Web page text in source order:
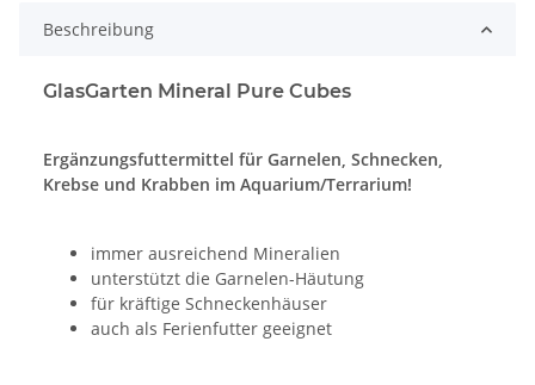
Beschreibung
GlasGarten Mineral Pure Cubes
Ergänzungsfuttermittel für Garnelen, Schnecken,
Krebse und Krabben im Aquarium/Terrarium!
immer ausreichend Mineralien
unterstützt die Garnelen-Häutung
für kräftige Schneckenhäuser
auch als Ferienfutter geeignet